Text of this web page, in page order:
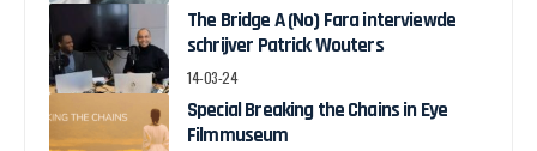
The Bridge A (No) Fara interviewde
schrijver Patrick Wouters
14-03-24
Special Breaking the Chains in Eye
Filmmuseum